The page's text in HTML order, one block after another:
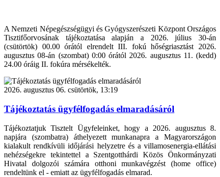
A Nemzeti Népegészségügyi és Gyógyszerészeti Központ Országos
Tisztifőorvosának tájékoztatása alapján a 2026. július 30-án
(csütörtök) 00.00 órától elrendelt III. fokú hőségriasztást 2026.
augusztus 08-án (szombat) 0:00 órától 2026. augusztus 11. (kedd)
24.00 óráig II. fokúra mérsékelték.
2026. augusztus 06. csütörtök, 13:19
Tájékoztatás ügyfélfogadás elmaradásáról
Tájékoztatjuk Tisztelt Ügyfeleinket, hogy a 2026. augusztus 8.
napjára (szombatra) áthelyezett munkanapra a Magyarországon
kialakult rendkívüli időjárási helyzetre és a villamosenergia-ellátási
nehézségekre tekintettel a Szentgotthárdi Közös Önkormányzati
Hivatal dolgozói számára otthoni munkavégzést (home office)
rendeltünk el - emiatt az ügyfélfogadás elmarad.